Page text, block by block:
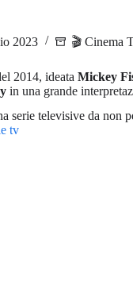
2023 🎬 Cinema
2014, ideata Mickey
in una grande
serie televisive da non
tv